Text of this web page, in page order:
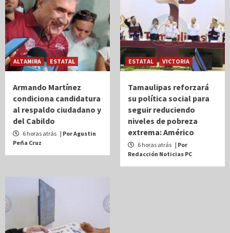
ALTAMIRA ESTATAL
Armando Martínez
condiciona candidatura
al respaldo ciudadano y
del Cabildo
6 horas atrás | Por Agustin
Peña Cruz
ESTATAL VICTORIA
Tamaulipas reforzará
su política social para
seguir reduciendo
niveles de pobreza
extrema: Américo
6 horas atrás | Por
Redacción Noticias PC